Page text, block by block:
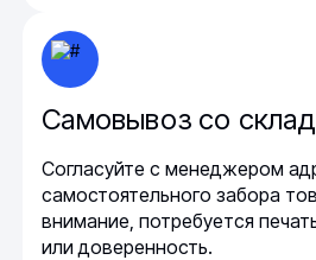
Самовывоз со
Согласуйте с менеджером
самостоятельного забора
внимание, потребуется
или доверенность.